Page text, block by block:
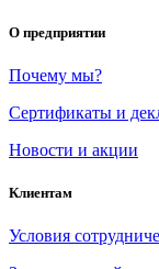
О предприятии
Почему мы?
Сертификаты и
Новости и акции
Клиентам
Условия